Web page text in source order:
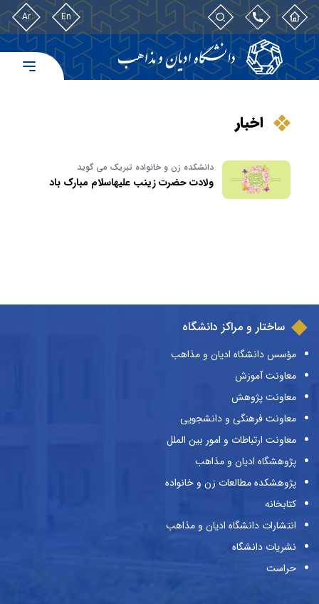
En
Ar
اخبار
دانشکده زن و خانواده تبریک می گوید
ولادت حضرت زینب علیهاسلام مبارک باد
ساختار و مراکز دانشگاه
مؤسس دانشگاه ادیان و مذاهب
معاونت آموزش
معاونت پژوهش
معاونت فرهنگی و دانشجویی
معاونت ارتباطات و امور بین الملل
پژوهشگاه ادیان و مذاهب
پژوهشکده مطالعات زن و خانواده
کتابخانه
انتشارات دانشگاه ادیان و مذاهب
نشریات دانشگاه
حراست